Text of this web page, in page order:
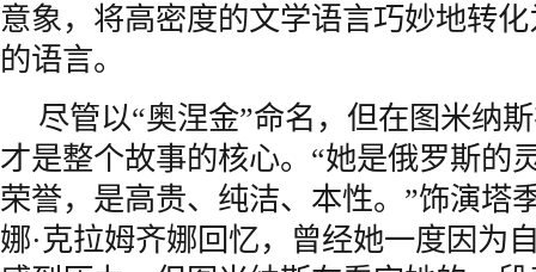
意象，将高密度的文学语言巧妙地转
的语言。
尽管以“奥涅金”命名，但在图米纳
才是整个故事的核心。“她是俄罗斯的
荣誉，是高贵、纯洁、本性。”饰演塔
娜·克拉姆齐娜回忆，曾经她一度因为